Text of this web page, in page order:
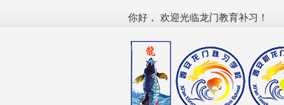
你好， 欢迎光临龙门教育补习！